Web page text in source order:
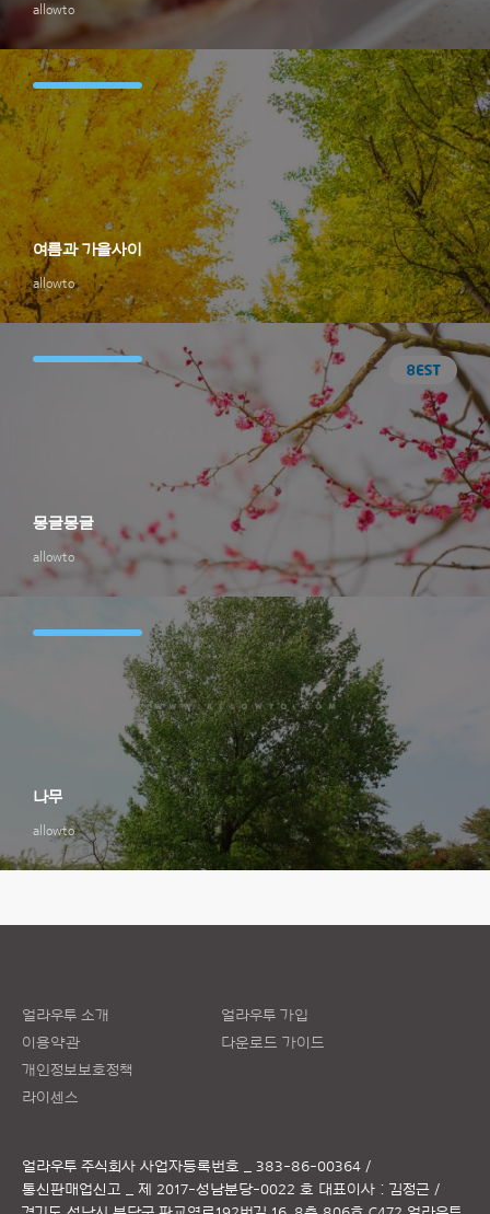
allowto
allowto
여름과 가을사이
allowto
몽글몽글
allowto
나무
얼라우투 소개
이용약관
개인정보보호정책
라이센스
얼라우투 가입
다운로드 가이드
얼라우투 주식회사 사업자등록번호 _ 383-86-00364 /
통신판매업신고 _ 제 2017-성남분당-0022 호 대표이사 : 김정근 /